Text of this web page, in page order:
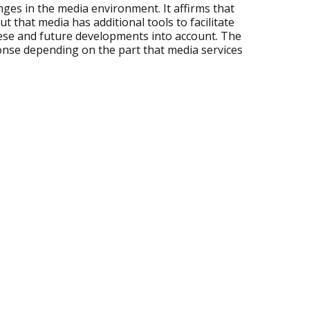
in the media environment. It affirms that
that media has additional tools to facilitate
and future developments into account. The
depending on the part that media services